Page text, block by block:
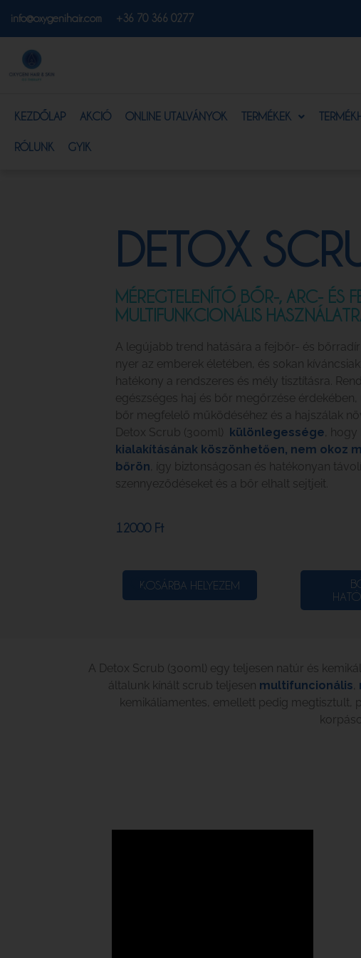
info@oxygenihair.com +36 70 366 0277
KEZDŐLAP AKCIÓ ONLINE UTALVÁNYOK TERMÉKEK
RÓLUNK GYIK
DETOX
MÉREGTELENÍTŐ BŐR-, ARC- ÉS
MULTIFUNKCIONÁLIS
A legújabb trend hatására a fejbőr- és
nyer az emberek életében, és sokan
hatékony a rendszeres és mély tisztításra.
egészséges haj és bőr megőrzése
bőr megfelelő működéséhez és a hajszálak
Detox Scrub (300ml) különlegessége , hogy
kialakításának köszönhetően, nem okoz
bőrön , így biztonságosan és hatékonyan
szennyeződéseket és a bőr elhalt sejtjeit.
12000 Ft
KOSÁRBA HELYEZEM
A Detox Scrub (300ml) egy teljesen natúr és
általunk kínált scrub teljesen multifuncionális
kemikáliamentes, emellett pedig megtisztult,